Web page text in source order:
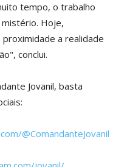
tempo, o trabalho
Hoje,
a realidade
conclui.
Jovanil, basta
@ComandanteJovanil